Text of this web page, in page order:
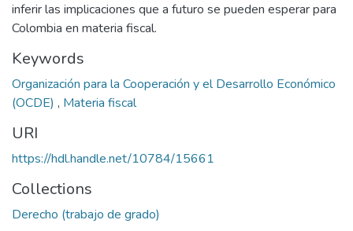
inferir las implicaciones que a futuro se pueden esperar para
Colombia en materia fiscal.
Keywords
Organización para la Cooperación y el Desarrollo Económico
(OCDE) , Materia fiscal
URI
https://hdl.handle.net/10784/15661
Collections
Derecho (trabajo de grado)